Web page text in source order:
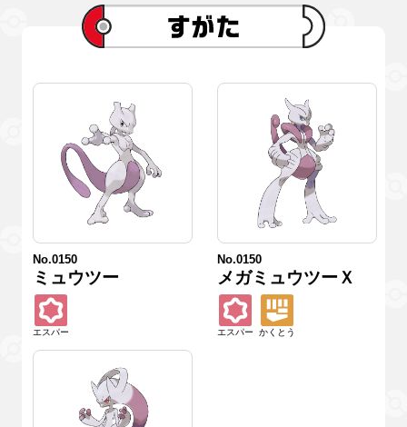
No.0150
ミュウツー
エスパー
No.0150
メガミュウツーＸ
エスパー かくとう